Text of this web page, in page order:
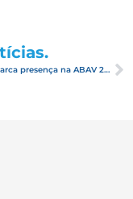
ABIH-RN marca presença na ABAV 2017